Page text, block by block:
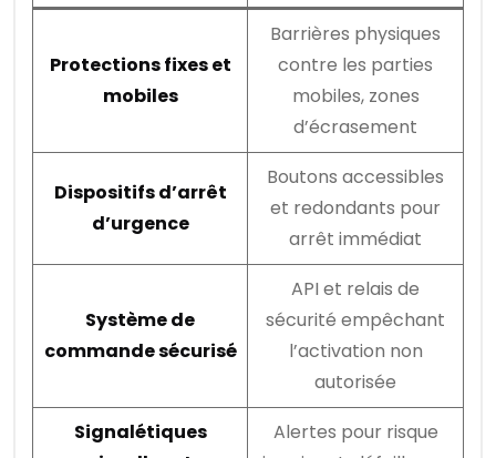
Protections fixes et
mobiles
Barrières physiques
contre les parties
mobiles, zones
d’écrasement
Dispositifs d’arrêt
d’urgence
Boutons accessibles
et redondants pour
arrêt immédiat
Système de
commande sécurisé
API et relais de
sécurité empêchant
l’activation non
autorisée
Signalétiques
Alertes pour risque